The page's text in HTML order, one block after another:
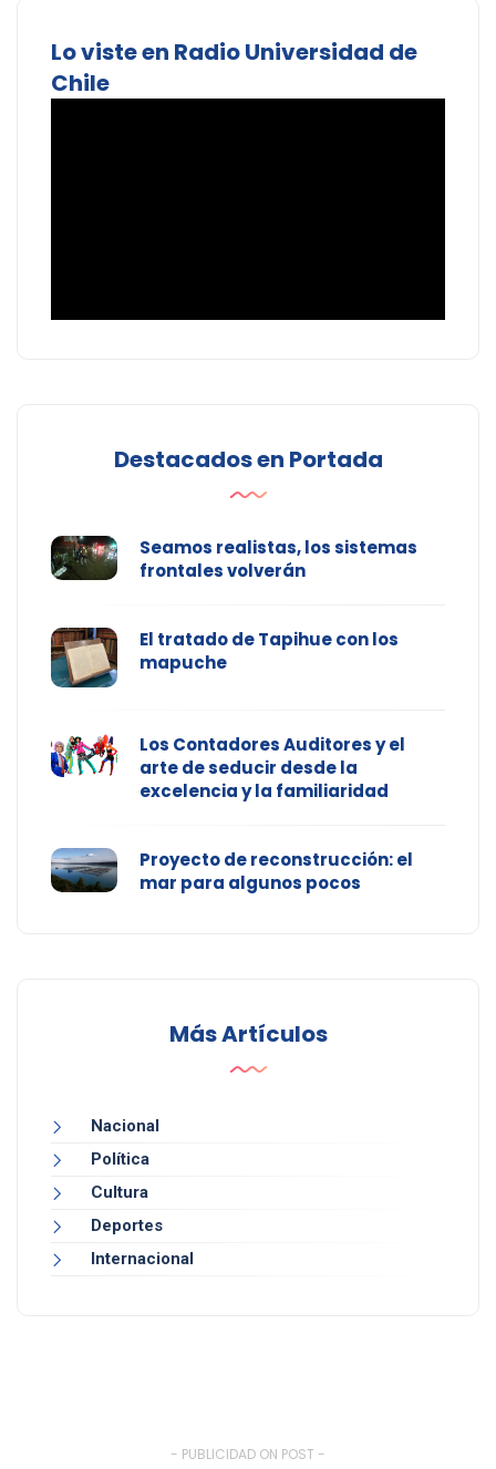
Lo viste en Radio Universidad de
Chile
Destacados en Portada
Seamos realistas, los sistemas
frontales volverán
El tratado de Tapihue con los
mapuche
Los Contadores Auditores y el
arte de seducir desde la
excelencia y la familiaridad
Proyecto de reconstrucción: el
mar para algunos pocos
Más Artículos
Nacional
Política
Cultura
Deportes
Internacional
- PUBLICIDAD ON POST -